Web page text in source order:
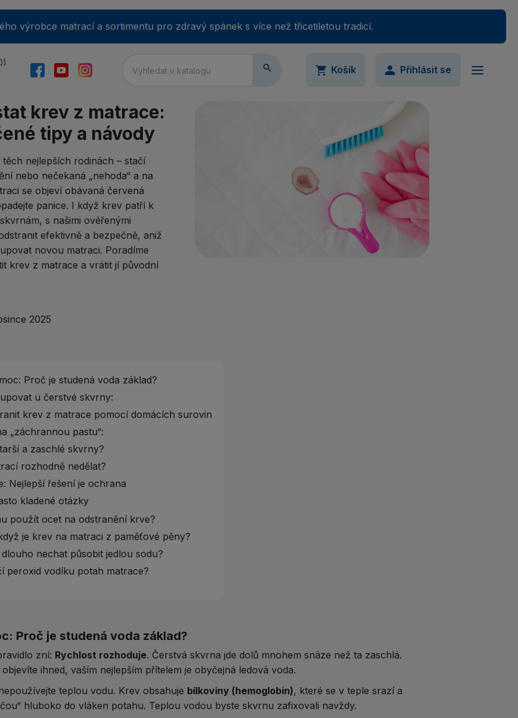
výrobce matrací a sortimentu pro zdravý spánek s více než třicetiletou tradicí.
 Košík
Váš nákupný košík je momentálne prázdny.
Přidejte produkty do košíku.
Přihlásit se
Ukázat
krev z matrace:
tipy a návody
těch nejlepších rodinách – stačí
nebo nečekaná „nehoda“ a na
se objeví obávaná červená
panice. I když krev patří k
s našimi ověřenými
efektivně a bezpečně, aniž
novou matraci. Poradíme
krev z matrace a vrátit jí původní
2025
Proč je studená voda základ?
u čerstvé skvrny:
krev z matrace pomocí domácích surovin
„záchrannou pastu“:
a zaschlé skvrny?
rozhodně nedělat?
Nejlepší řešení je ochrana
kladené otázky
použít ocet na odstranění krve?
je krev na matraci z paměťové pěny?
nechat působit jedlou sodu?
peroxid vodíku potah matrace?
Proč je studená voda základ?
zní: Rychlost rozhoduje. Čerstvá skvrna jde dolů mnohem snáze než ta zaschlá.
ihned, vaším nejlepším přítelem je obyčejná ledová voda.
teplou vodu. Krev obsahuje bílkoviny (hemoglobin), které se v teple srazí a
hluboko do vláken potahu. Teplou vodou byste skvrnu zafixovali navždy.​